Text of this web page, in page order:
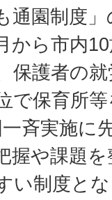
通園制度
から市内
保護者の
で保育所
斉実施に
握や課題
い制度と